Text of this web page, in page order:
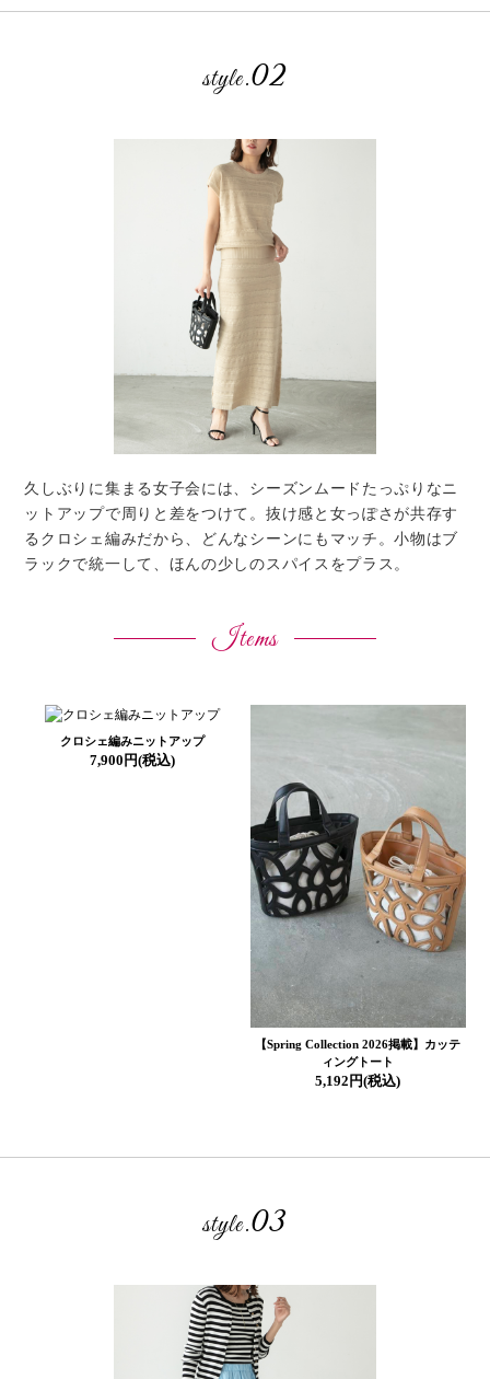
style.02
久しぶりに集まる女子会には、シーズンムードたっぷりなニ
ットアップで周りと差をつけて。抜け感と女っぽさが共存す
るクロシェ編みだから、どんなシーンにもマッチ。小物はブ
ラックで統一して、ほんの少しのスパイスをプラス。
Items
クロシェ編みニットアップ
7,900円(税込)
【Spring Collection 2026掲載】カッテ
ィングトート
5,192円(税込)
style.03